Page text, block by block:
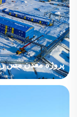
است و از حدود ۱٬۰۰۰ ساختمان تشکیل شده است.
پروژه معدن مس
نام پروژه: پروژه